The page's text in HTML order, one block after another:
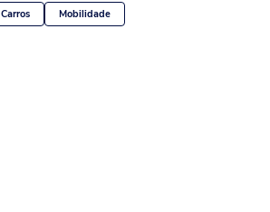
Carros Mobilidade